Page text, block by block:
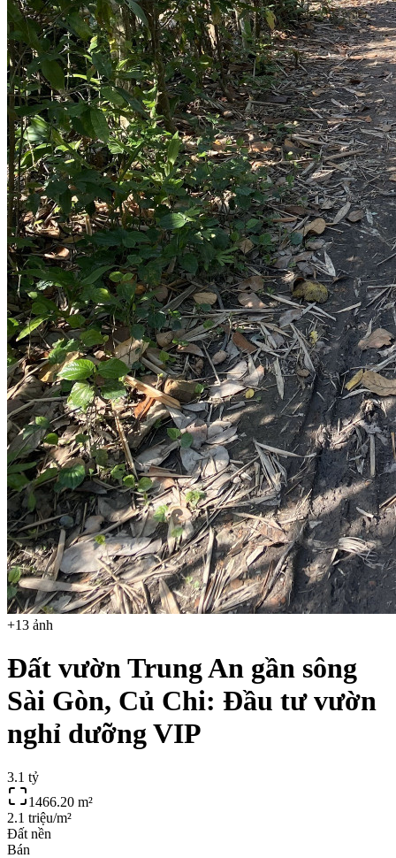
+13 ảnh
Đất vườn Trung An gần sông
Sài Gòn, Củ Chi: Đầu tư vườn
nghỉ dưỡng VIP
3.1 tỷ
1466.20 m²
2.1 triệu/m²
Đất nền
Bán